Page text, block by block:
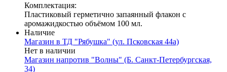
Комплектация:
Пластиковый герметично запаянный флакон с
аромажидкостью объёмом 100 мл.
Наличие
Магазин в ТД "Рябушка" (ул. Псковская 44а)
Нет в наличии
Магазин напротив "Волны" (Б. Санкт-Петербургская,
34)